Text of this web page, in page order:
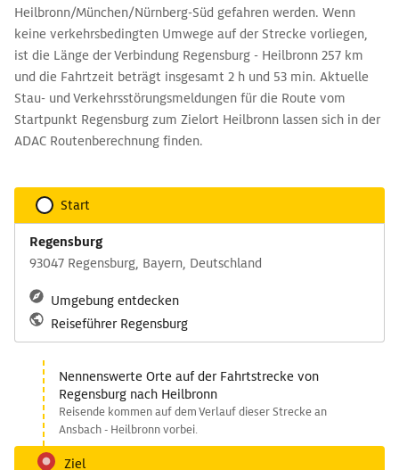
Heilbronn/München/Nürnberg-Süd gefahren werden. Wenn
keine verkehrsbedingten Umwege auf der Strecke vorliegen,
ist die Länge der Verbindung Regensburg - Heilbronn 257 km
und die Fahrtzeit beträgt insgesamt 2 h und 53 min. Aktuelle
Stau- und Verkehrsstörungsmeldungen für die Route vom
Startpunkt Regensburg zum Zielort Heilbronn lassen sich in der
ADAC Routenberechnung finden.
Start
Regensburg
93047 Regensburg, Bayern, Deutschland
Umgebung entdecken
Reiseführer Regensburg
Nennenswerte Orte auf der Fahrtstrecke von
Regensburg nach Heilbronn
Reisende kommen auf dem Verlauf dieser Strecke an
Ansbach - Heilbronn vorbei.
Ziel